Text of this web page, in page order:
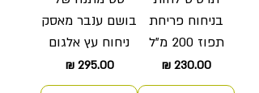
בניחוח פריחת
תפוז 200 מ"ל
מחיר
בושם ענבר מאסק
ניחוח עץ אלגום
מחיר‏295.00 ‏₪